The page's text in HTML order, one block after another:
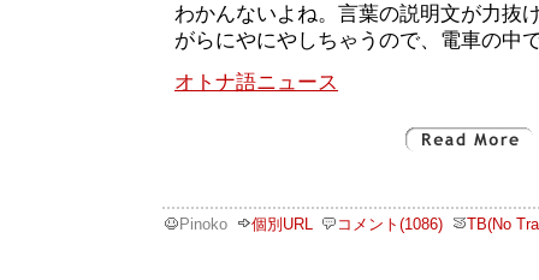
わかんないよね。言葉の説明文が力抜
がらにやにやしちゃうので、電車の中
オトナ語ニュース
Pinoko 個別URL コメント(1086) TB(No